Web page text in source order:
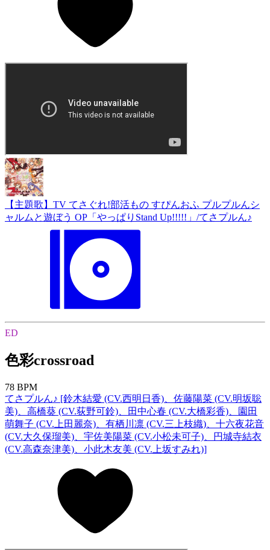
【主題歌】TV てさぐれ!部活もの すぴんおふ プルプルんシ
ャルムと遊ぼう OP「やっぱりStand Up!!!!!」/てさプルん♪
ED
色彩crossroad
78 BPM
てさプルん♪ [鈴木結愛 (CV.西明日香)、佐藤陽菜 (CV.明坂聡
美)、高橋葵 (CV.荻野可鈴)、田中心春 (CV.大橋彩香)、園田
萌舞子 (CV.上田麗奈)、有栖川凛 (CV.三上枝織)、十六夜花音
(CV.大久保瑠美)、宇佐美陽菜 (CV.小松未可子)、円城寺結衣
(CV.高森奈津美)、小此木友美 (CV.上坂すみれ)]